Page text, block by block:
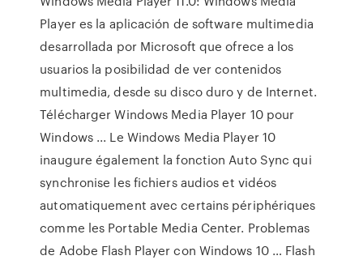
Player es la aplicación de software multimedia
desarrollada por Microsoft que ofrece a los
usuarios la posibilidad de ver contenidos
multimedia, desde su disco duro y de Internet.
Télécharger Windows Media Player 10 pour
Windows ... Le Windows Media Player 10
inaugure également la fonction Auto Sync qui
synchronise les fichiers audios et vidéos
automatiquement avec certains périphériques
comme les Portable Media Center. Problemas
de Adobe Flash Player con Windows 10 … Flash